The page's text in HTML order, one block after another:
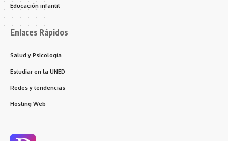
Educación infantil
Enlaces Rápidos
Salud y Psicología
Estudiar en la UNED
Redes y tendencias
Hosting Web